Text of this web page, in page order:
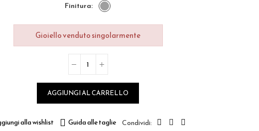
finitura
Gioiello venduto singolarmente
AGGIUNGI AL CARRELLO
alla wishlist Guida alle taglie